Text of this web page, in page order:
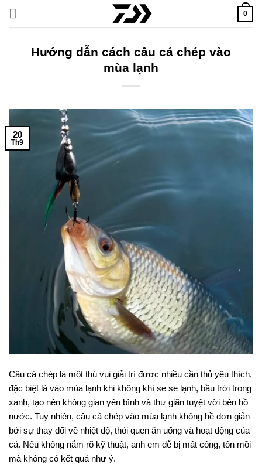
qua
0
Hướng dẫn cách câu cá chép vào
mùa lạnh
20
Th9
Câu cá chép là một thú vui giải trí được nhiều cần thủ yêu thích,
đặc biệt là vào mùa lạnh khi không khí se se lạnh, bầu trời trong
xanh, tạo nên không gian yên bình và thư giãn tuyệt vời bên hồ
nước. Tuy nhiên, câu cá chép vào mùa lạnh không hề đơn giản
bởi sự thay đổi về nhiệt độ, thói quen ăn uống và hoạt động của
cá. Nếu không nắm rõ kỹ thuật, anh em dễ bị mất công, tốn mồi
mà không có kết quả như ý.